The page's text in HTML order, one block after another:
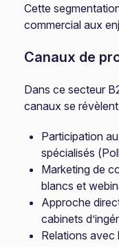
Cette
commercial aux
Canaux de
Dans ce secteur
canaux se
Participation
spécialisés
Marketing de
blancs et
Approche
cabinets
Relations avec